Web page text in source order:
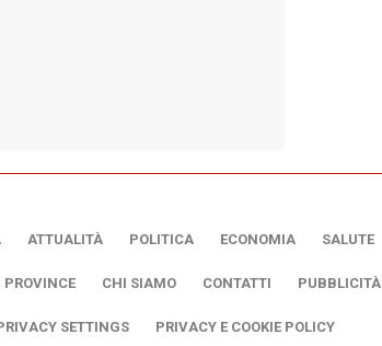
ATTUALITÀ POLITICA ECONOMIA SALUTE
PROVINCE CHI SIAMO CONTATTI PUBBLICITÀ
SETTINGS PRIVACY E COOKIE POLICY